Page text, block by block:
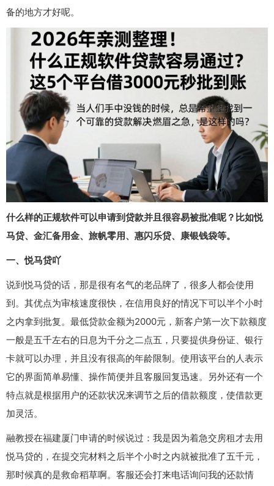
备的地方才好呢。
什么样的正规软件可以申请到贷款并且很容易被批准呢？比如悦
马贷、金汇备用金、旅帆零用、惠闪乐贷、康银钱袋等。
一、悦马贷吖
说到悦马贷的话，那是很有名气的老品牌了，很多人都会使用
到。其优点为审核速度很快，在信用良好的情况下可以半个小时
之内拿到批复。最低贷款金额为2000元，新客户第一次下款额度
一般是五千左右的日息为千分之二点五，只要提供身份证、银行
卡就可以办理，并且没有很高的年龄限制。使用该平台的人表示
它的界面简单易懂、操作简便并且客服回复迅速。另外还有一个
特点就是根据用户的还款状况来调节之后的借款额度，使借款更
加灵活。
融教授在福建厦门申请的时候说过：我是因为着急交房租才去用
悦马贷的，在提交完材料之后半个小时之内就被批准了五千元，
那时候真的是救命稻草啊。客服还会打来电话询问我的还款情